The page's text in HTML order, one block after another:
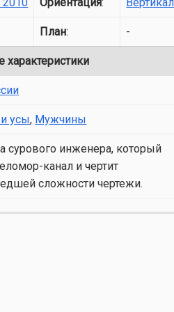
План: -
усы, Мужчины
сурового инженера, который
канал и чертит
сложности чертежи.